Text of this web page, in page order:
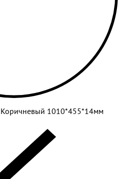
1010*455*14мм